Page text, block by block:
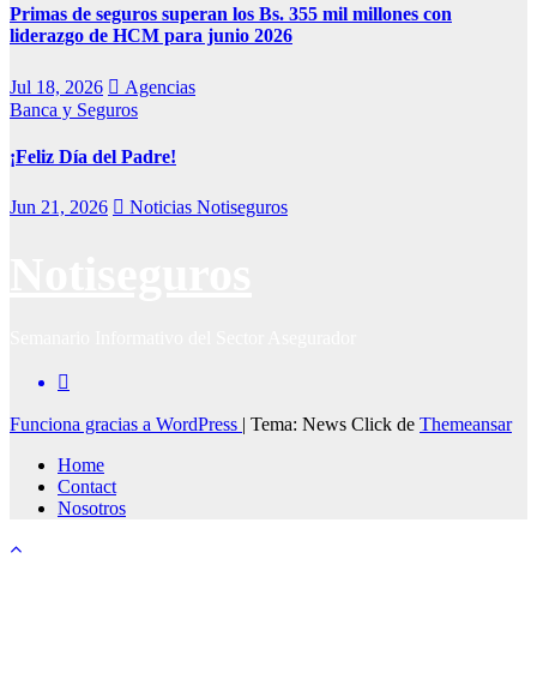
Primas de seguros superan los Bs. 355 mil millones con
liderazgo de HCM para junio 2026
Jul 18, 2026
Agencias
Banca y Seguros
¡Feliz Día del Padre!
Jun 21, 2026 Noticias Notiseguros
Funciona gracias a WordPress | Tema: News Click de Themeansar
Home
Contact
Nosotros